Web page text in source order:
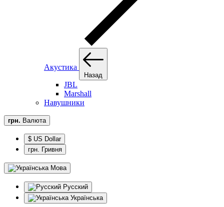
Акустика
Назад
JBL
Marshall
Навушники
грн. Валюта
$ US Dollar
грн. Гривня
Мова
Русский
Українська